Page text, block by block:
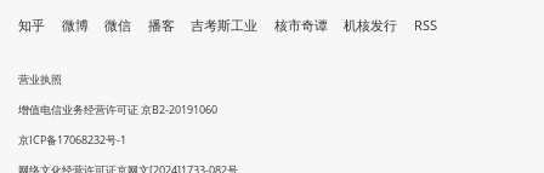
知乎 微博 微信 播客 吉考斯工业 核市奇谭 机核发行 RSS
营业执照
增值电信业务经营许可证 京B2-20191060
京ICP备17068232号-1